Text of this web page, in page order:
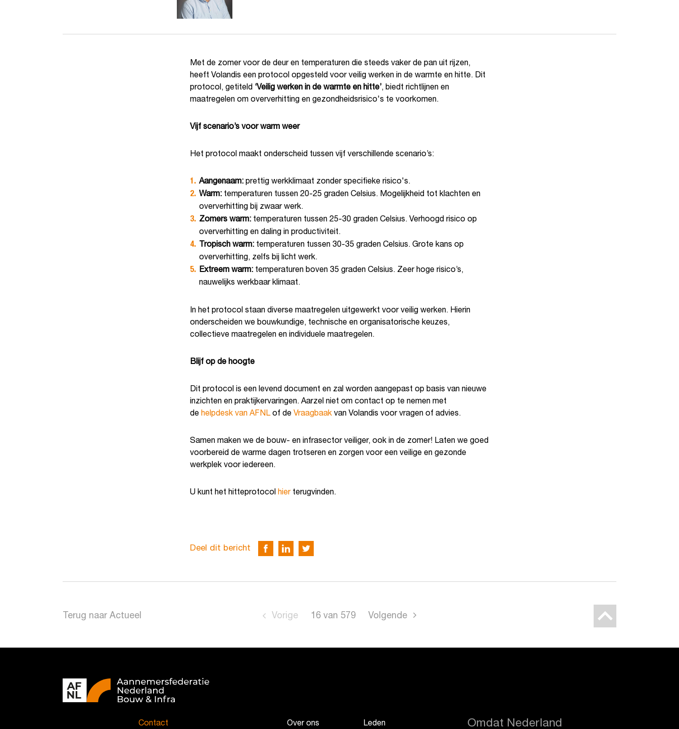
Met de zomer voor de deur en temperaturen die steeds vaker de pan uit rijzen,
heeft Volandis een protocol opgesteld voor veilig werken in de warmte en hitte. Dit
protocol, getiteld ‘Veilig werken in de warmte en hitte’, biedt richtlijnen en
maatregelen om oververhitting en gezondheidsrisico's te voorkomen.
Vijf scenario’s voor warm weer
Het protocol maakt onderscheid tussen vijf verschillende scenario’s:
Aangenaam:prettig werkklimaat zonder specifieke risico's.
Warm:temperaturen tussen 20-25 graden Celsius. Mogelijkheid tot klachten en
oververhitting bij zwaar werk.
Zomers warm:temperaturen tussen 25-30 graden Celsius. Verhoogd risico op
oververhitting en daling in productiviteit.
Tropisch warm:temperaturen tussen 30-35 graden Celsius. Grote kans op
oververhitting, zelfs bij licht werk.
Extreem warm:temperaturen boven 35 graden Celsius. Zeer hoge risico’s,
nauwelijks werkbaar klimaat.
In het protocol staan diverse maatregelen uitgewerkt voor veilig werken. Hierin
onderscheiden we bouwkundige, technische en organisatorische keuzes,
collectieve maatregelen en individuele maatregelen.
Blijf op de hoogte
Dit protocol is een levend document en zal worden aangepast op basis van nieuwe
inzichten en praktijkervaringen. Aarzel niet om contact op te nemen met
de helpdesk van AFNLof de Vraagbaakvan Volandis voor vragen of advies.
Samen maken we de bouw- en infrasector veiliger, ook in de zomer! Laten we goed
voorbereid de warme dagen trotseren en zorgen voor een veilige en gezonde
werkplek voor iedereen.
U kunt het hitteprotocol hierterugvinden.
Deel dit bericht
Terug naar Actueel Vorige 16van 579 Volgende
Contact Over ons Leden Omdat Nederland